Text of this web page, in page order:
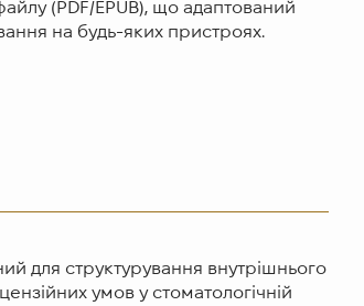
(PDF/EPUB), що адаптований
на будь-яких пристроях.
для структурування внутрішнього
умов у стоматологічній